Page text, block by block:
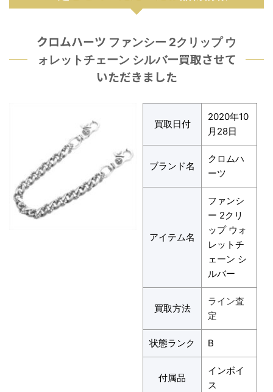
クロムハーツ ファンシー 2クリップ ウ
ォレットチェーン シルバー買取させて
いただきました
買取日付
2020年10
月28日
ブランド名
クロムハ
ーツ
アイテム名
ファンシ
ー 2クリ
ップ ウォ
レットチ
ェーン シ
ルバー
買取方法
ライン査
定
状態ランク B
付属品
インボイ
ス